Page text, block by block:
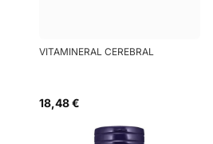
VITAMINERAL CEREBRAL
18,48 €